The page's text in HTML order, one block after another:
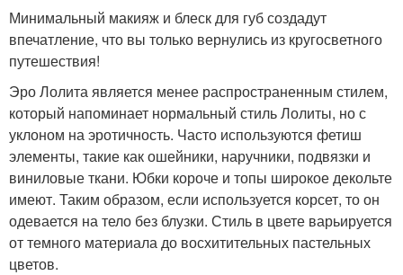
Минимальный макияж и блеск для губ создадут
впечатление, что вы только вернулись из кругосветного
путешествия!
Эро Лолита является менее распространенным стилем,
который напоминает нормальный стиль Лолиты, но с
уклоном на эротичность. Часто используются фетиш
элементы, такие как ошейники, наручники, подвязки и
виниловые ткани. Юбки короче и топы широкое декольте
имеют. Таким образом, если используется корсет, то он
одевается на тело без блузки. Стиль в цвете варьируется
от темного материала до восхитительных пастельных
цветов.